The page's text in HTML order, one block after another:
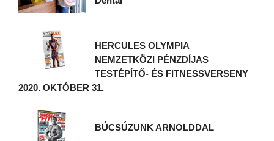
HERCULES OLYMPIA
NEMZETKÖZI PÉNZDÍJAS
TESTÉPÍTŐ- ÉS FITNESSVERSENY
2020. OKTÓBER 31.
BÚCSÚZUNK ARNOLDDAL